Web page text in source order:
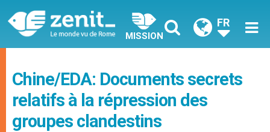
MISSION
FR
Chine/EDA: Documents secrets
relatifs à la répression des
groupes clandestins